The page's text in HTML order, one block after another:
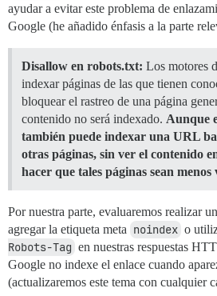
ayudar a evitar este problema de
Google (he añadido énfasis a la parte
Disallow en robots.txt: Los motores
indexar páginas de las que tienen
bloquear el rastreo de una página
contenido no será indexado. Aunque
también puede indexar una URL
otras páginas, sin ver el contenido
hacer que tales páginas sean
Por nuestra parte, evaluaremos realizar
agregar la etiqueta meta noindex o
Robots-Tag en nuestras respuestas
Google no indexe el enlace cuando
(actualizaremos este tema con cualquier